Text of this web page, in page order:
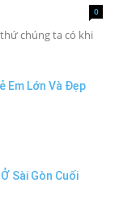
0
chúng ta có khi
Em Lớn Và Đẹp
Sài Gòn Cuối